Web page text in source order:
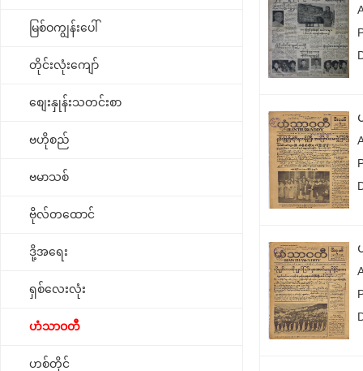
မြစ်ဝကျွန်းပေါ်
တိုင်းလုံးကျော်
စျေးနှုန်းသတင်းစာ
ဗဟိုစည်
ဗမာသစ်
ဗိုလ်တထောင်
ဒို့အရေး
ရှစ်လေးလုံး
ဟံသာဝတီ
ဟစ်တိုင်